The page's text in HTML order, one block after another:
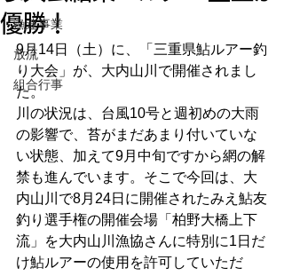
漁連事業
放流
組合行事
優勝！
9月14日（土）に、「三重県鮎ルアー釣
り大会」が、大内山川で開催されまし
た。
川の状況は、台風10号と週初めの大雨
の影響で、苔がまだあまり付いていな
い状態、加えて9月中旬ですから網の解
禁も進んでいます。そこで今回は、大
内山川で8月24日に開催されたみえ鮎友
釣り選手権の開催会場「柏野大橋上下
流」を大内山川漁協さんに特別に1日だ
け鮎ルアーの使用を許可していただ